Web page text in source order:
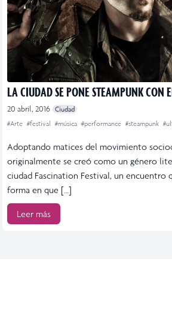
LA CIUDAD SE PONE STEAMPUNK CON
20 abril, 2016 Ciudad
#Arte #festival #música #performance #steampunk
Adoptando matices del movimiento
originalmente se creó como un género
ciudad Fascination Festival, un encuentro
forma en que […]
Leer más